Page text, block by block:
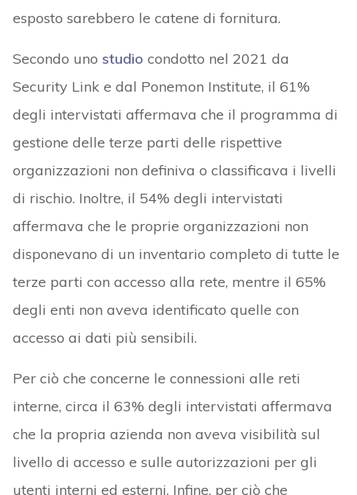
esposto sarebbero le catene di fornitura.
Secondo uno studio condotto nel 2021 da
Security Link e dal Ponemon Institute, il 61%
degli intervistati affermava che il programma di
gestione delle terze parti delle rispettive
organizzazioni non definiva o classificava i livelli
di rischio. Inoltre, il 54% degli intervistati
affermava che le proprie organizzazioni non
disponevano di un inventario completo di tutte le
terze parti con accesso alla rete, mentre il 65%
degli enti non aveva identificato quelle con
accesso ai dati più sensibili.
Per ciò che concerne le connessioni alle reti
interne, circa il 63% degli intervistati affermava
che la propria azienda non aveva visibilità sul
livello di accesso e sulle autorizzazioni per gli
utenti interni ed esterni. Infine, per ciò che